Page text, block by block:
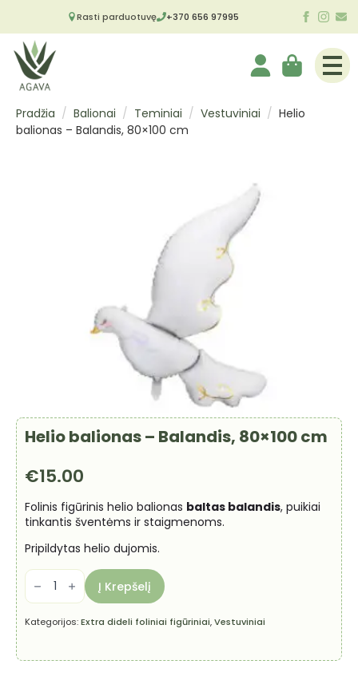
Rasti parduotuvę +370 656 97995
Pradžia Balionai Teminiai Vestuviniai
Helio
balionas – Balandis, 80×100 cm
Helio balionas – Balandis, 80×100 cm
€15.00
Folinis figūrinis helio balionas baltas balandis, puikiai
tinkantis šventėms ir staigmenoms.
Pripildytas helio dujomis.
produkto
kiekis:
Helio
balionas
-
Balandis,
Į Krepšelį
Kategorijos:Extra dideli foliniai figūriniai,Vestuviniai